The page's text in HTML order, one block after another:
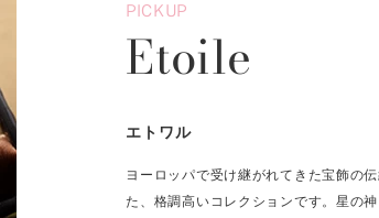
PICKUP
Etoile
エトワル
ヨーロッパで受け継がれてきた宝飾の
た、格調高いコレクションです。星の